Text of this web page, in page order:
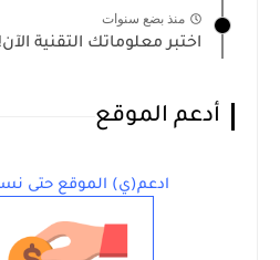
منذ بضع سنوات
اختبر معلوماتك التقنية الآن!
أدعم الموقع
ادعم(ي) الموقع حتى